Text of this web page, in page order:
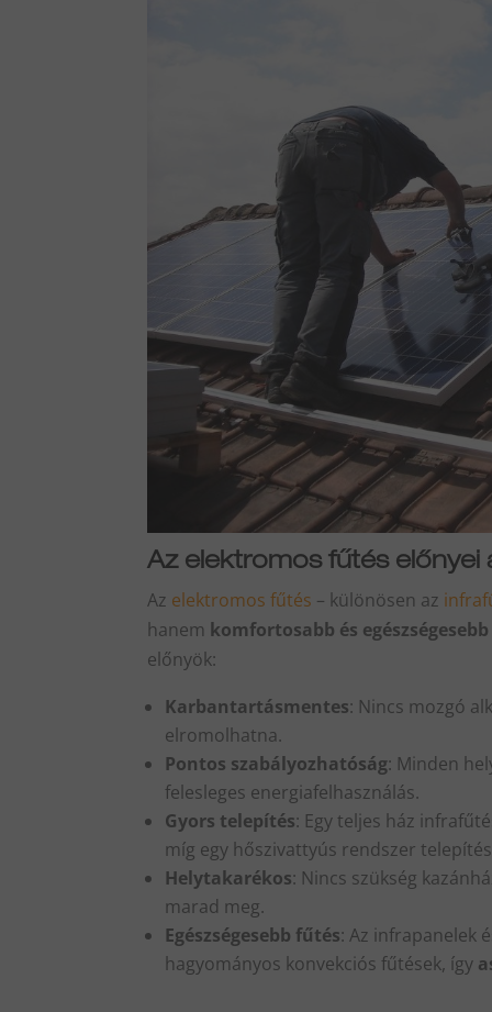
Az elektromos fűtés
Az elektromos fűtés – különösen az
hanem komfortosabb és egészségesebb
előnyök:
Karbantartásmentes: Nincs mozgó
elromolhatna.
Pontos szabályozhatóság: Minden
felesleges energiafelhasználás.
Gyors telepítés: Egy teljes ház
míg egy hőszivattyús rendszer
Helytakarékos: Nincs szükség
marad meg.
Egészségesebb fűtés: Az infrapanelek
hagyományos konvekciós fűtések, így